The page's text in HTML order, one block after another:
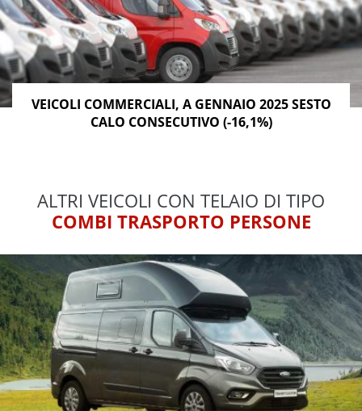
VEICOLI COMMERCIALI, A GENNAIO 2025 SESTO
CALO CONSECUTIVO (-16,1%)
ALTRI VEICOLI CON TELAIO DI TIPO
COMBI TRASPORTO PERSONE